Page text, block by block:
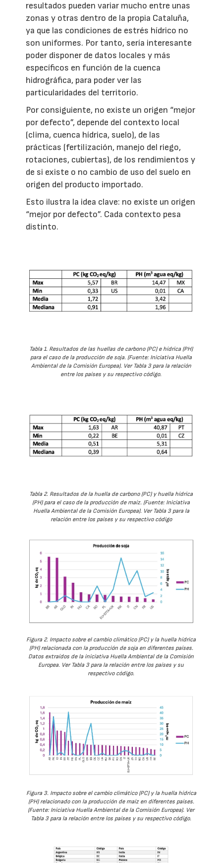
resultados pueden variar mucho entre unas
zonas y otras dentro de la propia Cataluña,
ya que las condiciones de estrés hídrico no
son uniformes. Por tanto, sería interesante
poder disponer de datos locales y más
específicos en función de la cuenca
hidrográfica, para poder ver las
particularidades del territorio.
Por consiguiente, no existe un origen “mejor
por defecto”, depende del contexto local
(clima, cuenca hídrica, suelo), de las
prácticas (fertilización, manejo del riego,
rotaciones, cubiertas), de los rendimientos y
de si existe o no cambio de uso del suelo en
origen del producto importado.
Esto ilustra la idea clave: no existe un origen
“mejor por defecto”. Cada contexto pesa
distinto.
Tabla 1. Resultados de las huellas de carbono (PC) e hídrica (PH)
para el caso de la producción de soja. (Fuente: Iniciativa Huella
Ambiental de la Comisión Europea). Ver Tabla 3 para la relación
entre los países y su respectivo código.
Tabla 2. Resultados de la huella de carbono (PC) y huella hídrica
(PH) para el caso de la producción de maíz. (Fuente: Iniciativa
Huella Ambiental de la Comisión Europea). Ver Tabla 3 para la
relación entre los países y su respectivo código
Figura 2. Impacto sobre el cambio climático (PC) y la huella hídrica
(PH) relacionada con la producción de soja en diferentes países.
Datos extraídos de la iniciativa Huella Ambiental de la Comisión
Europea. Ver Tabla 3 para la relación entre los países y su
respectivo código.
Figura 3. Impacto sobre el cambio climático (PC) y la huella hídrica
(PH) relacionado con la producción de maíz en diferentes países.
(Fuente: Iniciativa Huella Ambiental de la Comisión Europea). Ver
Tabla 3 para la relación entre los países y su respectivo código.